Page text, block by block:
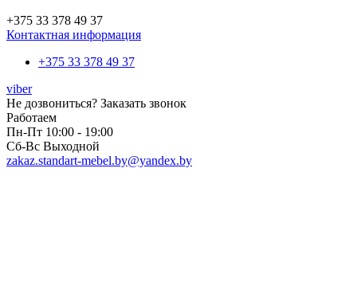
+375 33 378 49 37
Контактная информация
+375 33 378 49 37
viber
Не дозвониться? Заказать звонок
Работаем
Пн-Пт 10:00 - 19:00
Сб-Вс Выходной
zakaz.standart-mebel.by@yandex.by